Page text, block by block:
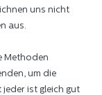
uns nicht
aus.
Methoden
um die
jeder ist gleich gut